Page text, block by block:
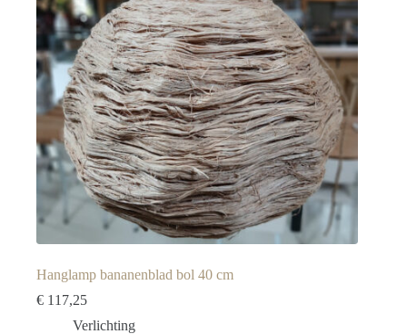
Hanglamp bananenblad bol 40 cm
€ 117,25
Verlichting